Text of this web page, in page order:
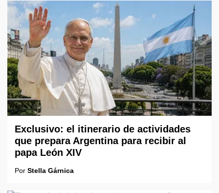
Exclusivo: el itinerario de actividades
que prepara Argentina para recibir al
papa León XIV
Por Stella Gárnica